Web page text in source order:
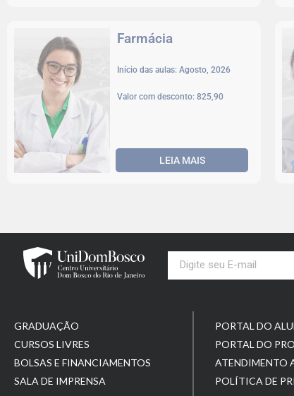
Farmácia
Início das aulas: Agosto, 2026
Valor com desconto: 825,90
LEIA MAIS
Individual
Valor com desconto: